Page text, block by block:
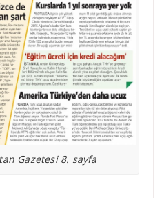
Gazetesi 8. sayfa